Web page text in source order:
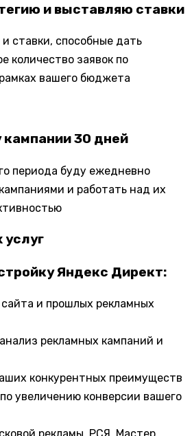
и выставляю ставки
ставки, способные дать
количество заявок по
вашего бюджета
кампании 30 дней
периода буду ежедневно
и работать над их
услуг
Яндекс Директ:
и прошлых рекламных
рекламных кампаний и
конкурентных преимуществ
увеличению конверсии вашего